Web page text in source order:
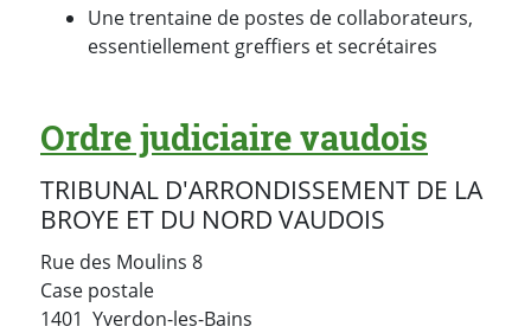
Une trentaine de postes de collaborateurs,
essentiellement greffiers et secrétaires
Ordre judiciaire vaudois
TRIBUNAL D'ARRONDISSEMENT DE LA
BROYE ET DU NORD VAUDOIS
Rue des Moulins 8
Case postale
1401 Yverdon-les-Bains